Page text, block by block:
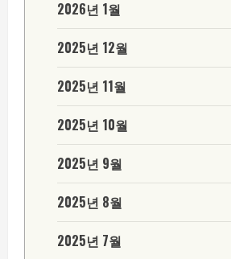
2026년 1월
2025년 12월
2025년 11월
2025년 10월
2025년 9월
2025년 8월
2025년 7월